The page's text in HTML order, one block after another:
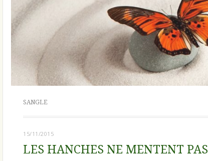
SANGLE
15/11/2015
LES HANCHES NE MENTENT